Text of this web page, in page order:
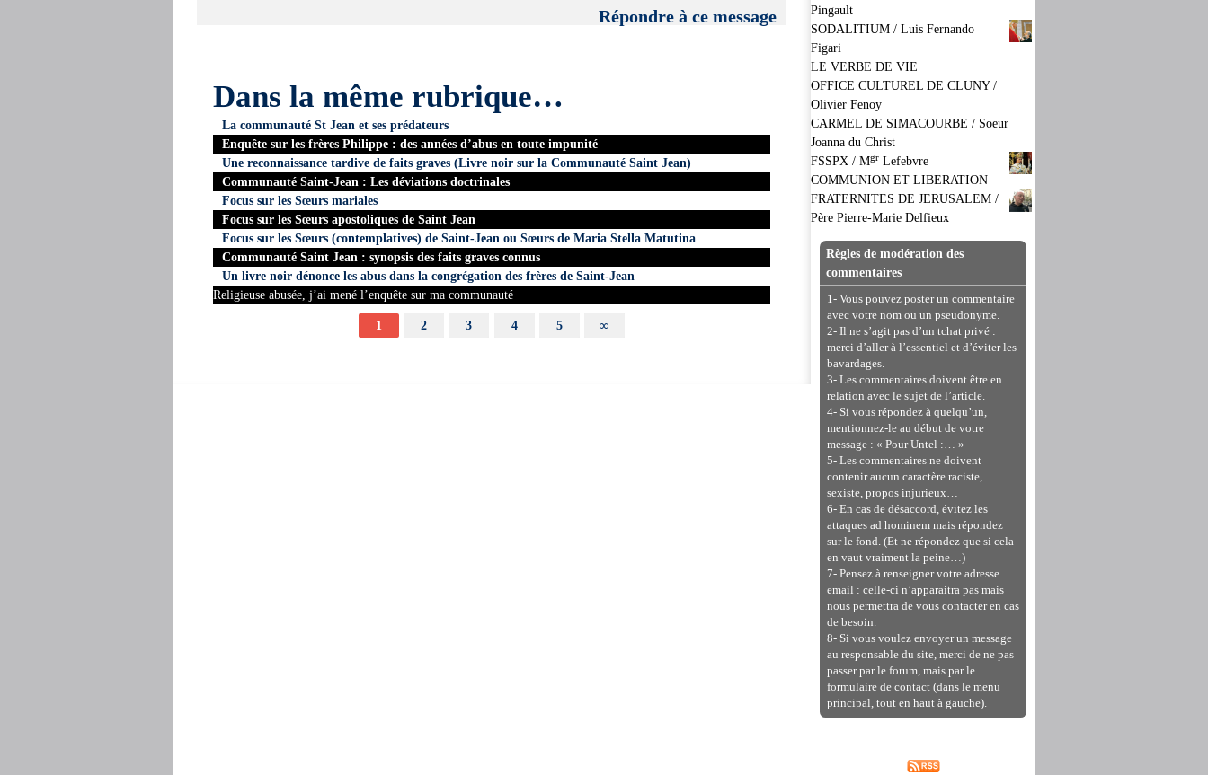
Répondre à ce message
Dans la même rubrique…
La communauté St Jean et ses prédateurs
Enquête sur les frères Philippe : des années d’abus en toute impunité
Une reconnaissance tardive de faits graves (Livre noir sur la Communauté Saint Jean)
Communauté Saint-Jean : Les déviations doctrinales
Focus sur les Sœurs mariales
Focus sur les Sœurs apostoliques de Saint Jean
Focus sur les Sœurs (contemplatives) de Saint-Jean ou Sœurs de Maria Stella Matutina
Communauté Saint Jean : synopsis des faits graves connus
Un livre noir dénonce les abus dans la congrégation des frères de Saint-Jean
Religieuse abusée, j’ai mené l’enquête sur ma communauté
1 2 3 4 5 ∞
Pingault
SODALITIUM / Luis Fernando
Figari
LE VERBE DE VIE
OFFICE CULTUREL DE CLUNY /
Olivier Fenoy
CARMEL DE SIMACOURBE / Soeur
Joanna du Christ
FSSPX / Mgr Lefebvre
COMMUNION ET LIBERATION
FRATERNITES DE JERUSALEM /
Père Pierre-Marie Delfieux
Règles de modération des
commentaires
1- Vous pouvez poster un commentaire
avec votre nom ou un pseudonyme.
2- Il ne s’agit pas d’un tchat privé :
merci d’aller à l’essentiel et d’éviter les
bavardages.
3- Les commentaires doivent être en
relation avec le sujet de l’article.
4- Si vous répondez à quelqu’un,
mentionnez-le au début de votre
message : « Pour Untel :… »
5- Les commentaires ne doivent
contenir aucun caractère raciste,
sexiste, propos injurieux…
6- En cas de désaccord, évitez les
attaques ad hominem mais répondez
sur le fond. (Et ne répondez que si cela
en vaut vraiment la peine…)
7- Pensez à renseigner votre adresse
email : celle-ci n’apparaitra pas mais
nous permettra de vous contacter en cas
de besoin.
8- Si vous voulez envoyer un message
au responsable du site, merci de ne pas
passer par le forum, mais par le
formulaire de contact (dans le menu
principal, tout en haut à gauche).